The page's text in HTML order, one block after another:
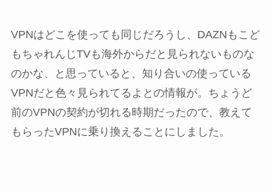
VPNはどこを使っても同じだろうし、DAZNもこど
もちゃれんじTVも海外からだと見られないものな
のかな、と思っていると、知り合いの使っている
VPNだと色々見られてるよとの情報が。ちょうど
前のVPNの契約が切れる時期だったので、教えて
もらったVPNに乗り換えることにしました。